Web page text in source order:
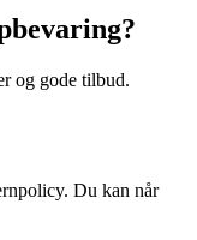
og gode tilbud.
Du kan når